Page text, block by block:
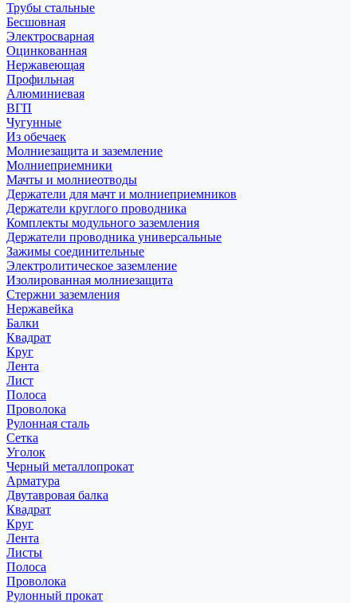
Трубы стальные
Бесшовная
Электросварная
Оцинкованная
Нержавеющая
Профильная
Алюминиевая
ВГП
Чугунные
Из обечаек
Молниезащита и заземление
Молниеприемники
Мачты и молниеотводы
Держатели для мачт и молниеприемников
Держатели круглого проводника
Комплекты модульного заземления
Держатели проводника универсальные
Зажимы соединительные
Электролитическое заземление
Изолированная молниезащита
Стержни заземления
Нержавейка
Балки
Квадрат
Круг
Лента
Лист
Полоса
Проволока
Рулонная сталь
Сетка
Уголок
Черный металлопрокат
Арматура
Двутавровая балка
Квадрат
Круг
Лента
Листы
Полоса
Проволока
Рулонный прокат